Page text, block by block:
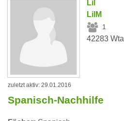
Lil
LilM
1
42283 Wtal
zuletzt aktiv: 29.01.2016
Spanisch-Nachhilfe